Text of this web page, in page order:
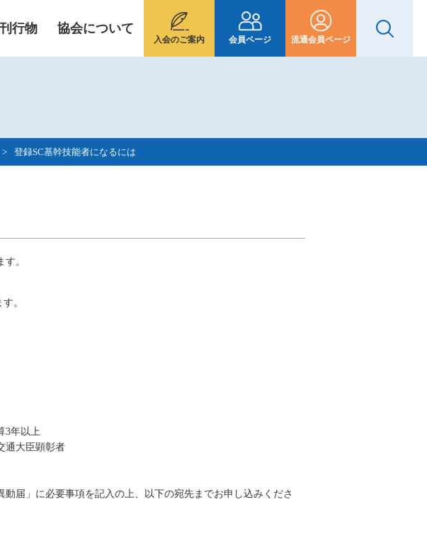
行物 協会について
入会のご案内 会員ページ 流通会員ページ
> 登録SC基幹技能者になるには
。
。
3年以上
通大臣顕彰者
届」に必要事項を記入の上、以下の宛先までお申し込みくださ